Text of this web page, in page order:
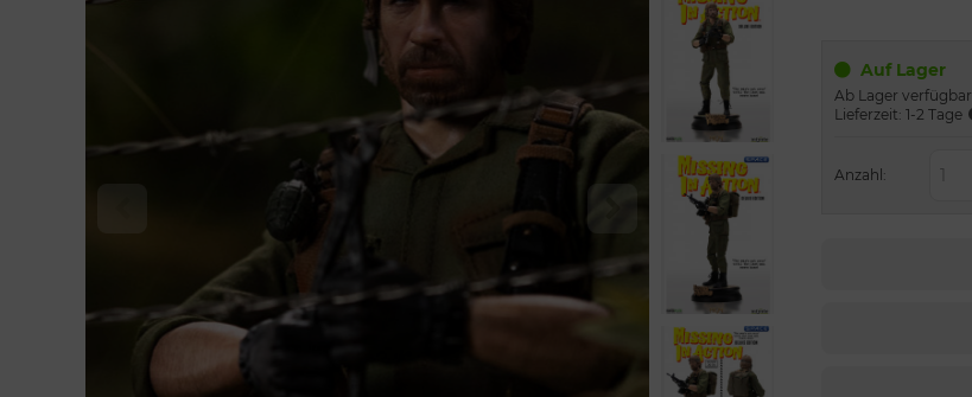
Auf Lager
Ab Lager verfügbar
Lieferzeit: 1-2 Tage
Anzahl: